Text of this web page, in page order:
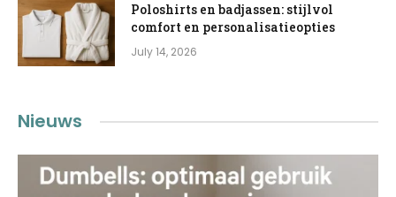
Poloshirts en badjassen: stijlvol
comfort en personalisatieopties
July 14, 2026
Nieuws